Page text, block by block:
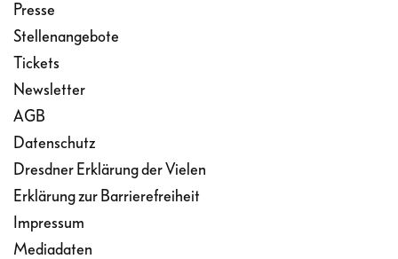
Presse
Stellenangebote
Tickets
Newsletter
AGB
Datenschutz
Dresdner Erklärung der Vielen
Erklärung zur Barrierefreiheit
Impressum
Mediadaten